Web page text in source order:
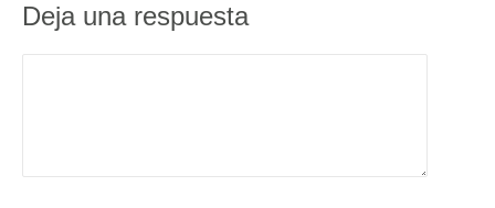
Deja una respuesta